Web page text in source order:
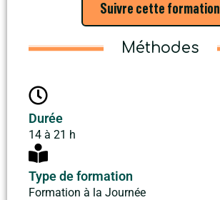
Suivre cette formation
Méthodes
Durée
14 à 21 h
Type de formation
Formation à la Journée